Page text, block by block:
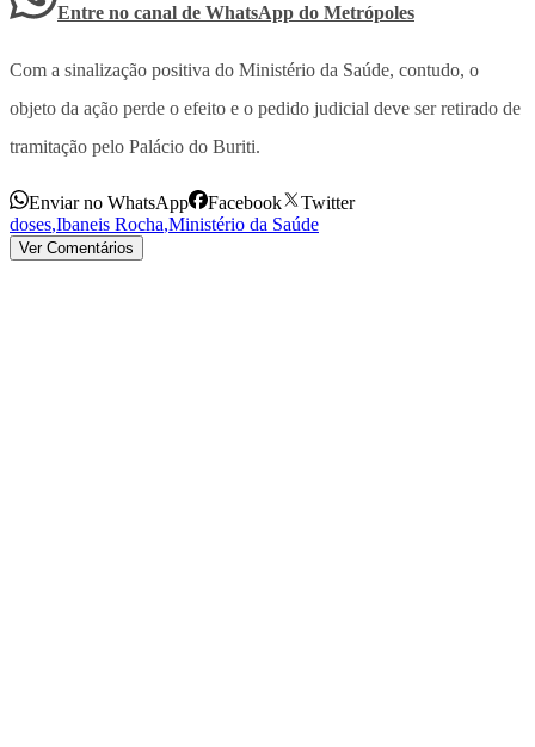
Entre no canal de WhatsApp do Metrópoles
Com a sinalização positiva do Ministério da Saúde, contudo, o
objeto da ação perde o efeito e o pedido judicial deve ser retirado de
tramitação pelo Palácio do Buriti.
Enviar no WhatsApp Facebook
Twitter
doses,Ibaneis Rocha,Ministério da Saúde
Ver Comentários